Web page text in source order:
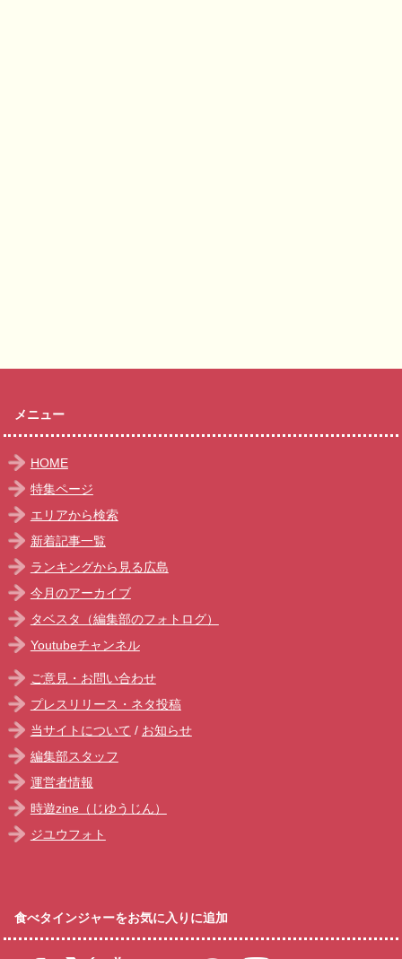
メニュー
HOME
特集ページ
エリアから検索
新着記事一覧
ランキングから見る広島
今月のアーカイブ
タベスタ（編集部のフォトログ）
Youtubeチャンネル
ご意見・お問い合わせ
プレスリリース・ネタ投稿
当サイトについて / お知らせ
編集部スタッフ
運営者情報
時遊zine（じゆうじん）
ジユウフォト
食べタインジャーをお気に入りに追加